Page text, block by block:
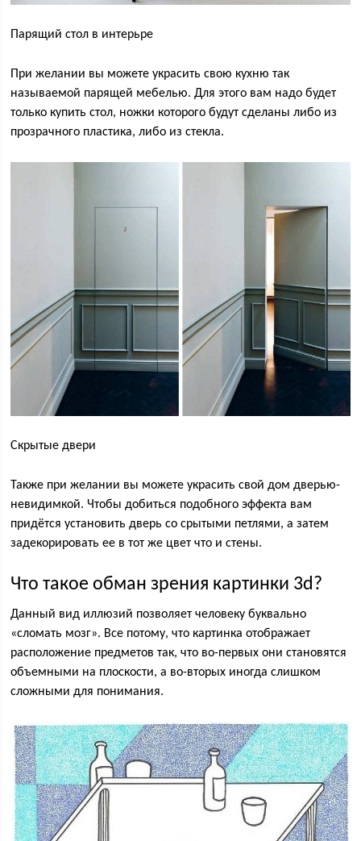
Парящий стол в интерьре
При желании вы можете украсить свою кухню так
называемой парящей мебелью. Для этого вам надо будет
только купить стол, ножки которого будут сделаны либо из
прозрачного пластика, либо из стекла.
Скрытые двери
Также при желании вы можете украсить свой дом дверью-
невидимкой. Чтобы добиться подобного эффекта вам
придётся установить дверь со срытыми петлями, а затем
задекорировать ее в тот же цвет что и стены.
Что такое обман зрения картинки 3d?
Данный вид иллюзий позволяет человеку буквально
«сломать мозг». Все потому, что картинка отображает
расположение предметов так, что во-первых они становятся
объемными на плоскости, а во-вторых иногда слишком
сложными для понимания.